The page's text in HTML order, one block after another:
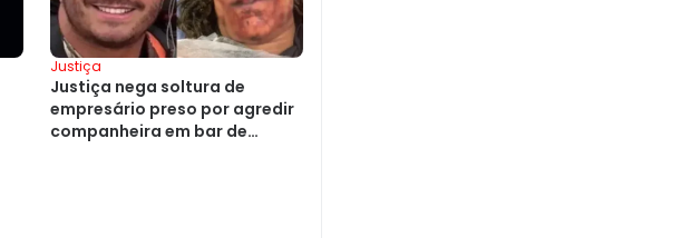
Justiça
Justiça nega soltura de
empresário preso por agredir
companheira em bar de